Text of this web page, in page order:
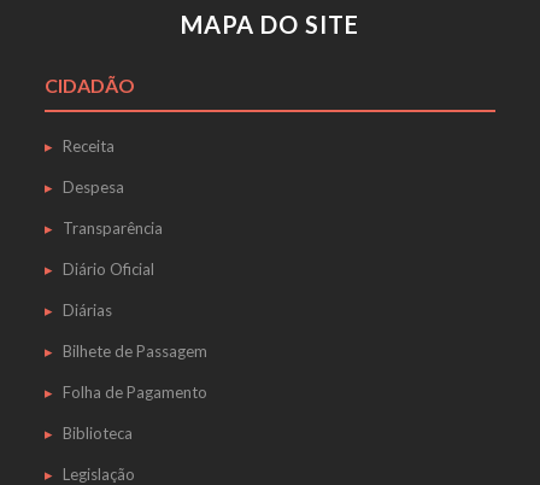
MAPA DO SITE
CIDADÃO
Receita
Despesa
Transparência
Diário Oficial
Diárias
Bilhete de Passagem
Folha de Pagamento
Biblioteca
Legislação